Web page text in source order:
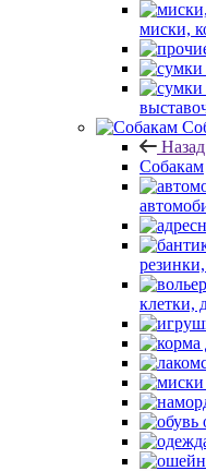
миски,
Назад
Собакам
клетки,